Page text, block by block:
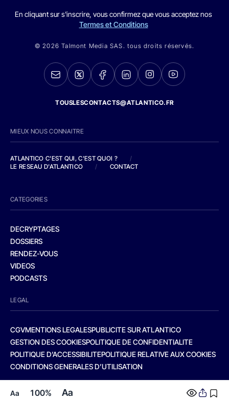
Aa 100% Aa
En cliquant sur s'inscrire, vous confirmez que vous acceptez nos
Termes et Conditions
© 2026 Talmont Media SAS. tous droits réservés.
TOUSLESCONTACTS@ATLANTICO.FR
MIEUX NOUS CONNAITRE
ATLANTICO C'EST QUI, C'EST QUOI ?
/
LE RESEAU D'ATLANTICO
/ CONTACT
CATEGORIES
DECRYPTAGES
DOSSIERS
RENDEZ-VOUS
VIDEOS
PODCASTS
LEGAL
CGVMENTIONS LEGALESPUBLICITE SUR ATLANTICO
GESTION DES COOKIESPOLITIQUE DE CONFIDENTIALITE
POLITIQUE D’ACCESSIBILITEPOLITIQUE RELATIVE AUX COOKIES
CONDITIONS GENERALES D’UTILISATION